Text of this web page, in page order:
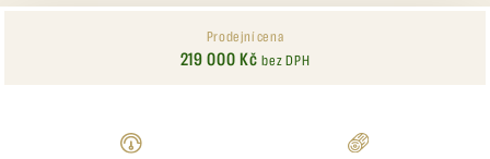
Prodejní cena
219 000 Kčbez DPH